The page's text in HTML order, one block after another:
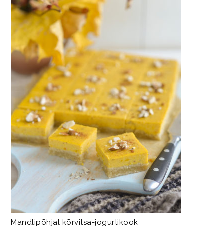
Mandlipõhjal kõrvitsa-jogurtikook